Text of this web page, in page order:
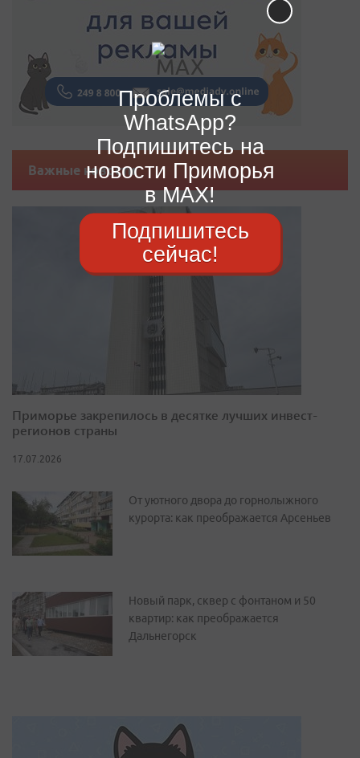
Важные новости
Приморье закрепилось в десятке лучших инвест-
регионов страны
17.07.2026
От уютного двора до горнолыжного
курорта: как преображается Арсеньев
Новый парк, сквер с фонтаном и 50
квартир: как преображается
Дальнегорск
Проблемы с
WhatsApp?
Подпишитесь на
новости Приморья
в MAX!
Подпишитесь
сейчас!